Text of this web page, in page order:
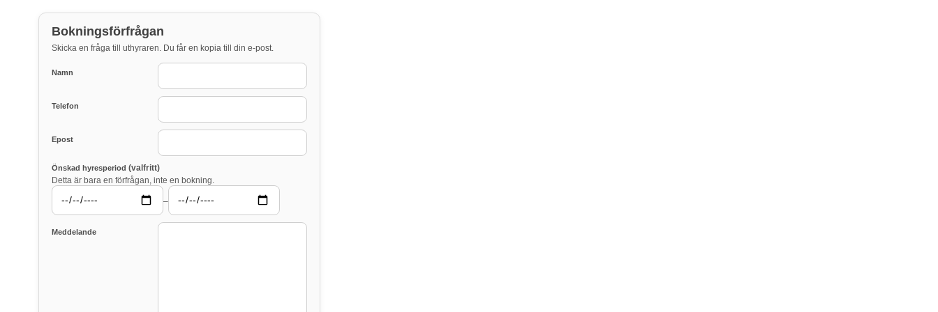
Bokningsförfrågan
Skicka en fråga till uthyraren. Du får en kopia till din e-post.
Namn
Telefon
Epost
Önskad hyresperiod (valfritt)
Detta är bara en förfrågan, inte en bokning.
–
Meddelande